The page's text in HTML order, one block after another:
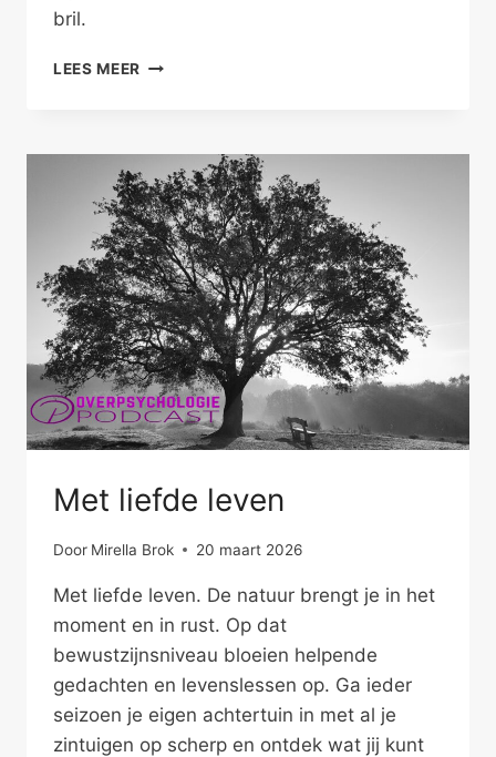
bril.
LEES MEER DUURZAAM
NATUUR
Met liefde leven
Door Mirella Brok 20 maart 2026
Met liefde leven. De natuur brengt je in het
moment en in rust. Op dat
bewustzijnsniveau bloeien helpende
gedachten en levenslessen op. Ga ieder
seizoen je eigen achtertuin in met al je
zintuigen op scherp en ontdek wat jij kunt